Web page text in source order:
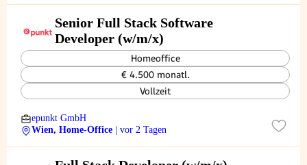
Senior Full Stack Software
Developer (w/m/x)
Homeoffice
€ 4.500 monatl.
Vollzeit
epunkt GmbH
Wien, Home-Office
| vor 2 Tagen